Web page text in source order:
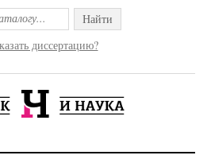
Найти
диссертацию?